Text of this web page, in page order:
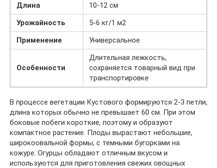
Длина
10-12 см
Урожайность
5-6 кг/1 м2
Применение
Универсальное
Особенности
Длительная лежкость,
сохраняется товарный вид при
транспортировке
В процессе вегетации Кустового формируются 2-3 петли,
длина которых обычно не превышает 60 см. При этом
боковые побеги короткие, поэтому и образуют
компактное растение. Плоды вырастают небольшие,
широкоовальной формы, с темными бугорками на
кожуре. Огурцы обладают отличным вкусом и
используются для приготовления свежих овощных